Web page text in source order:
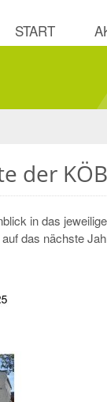
START
der
in das
das nächste